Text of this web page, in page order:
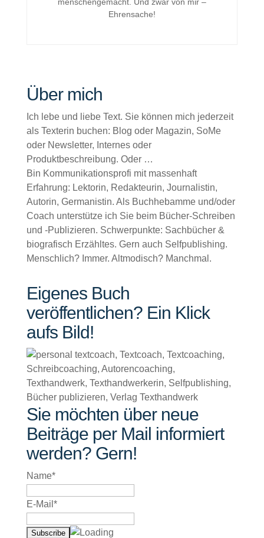
Ehrensache!
Über mich
Ich lebe und liebe Text. Sie können mich jederzeit
als Texterin buchen: Blog oder Magazin, SoMe
oder Newsletter, Internes oder
Produktbeschreibung. Oder …
Bin Kommunikationsprofi mit massenhaft
Erfahrung: Lektorin, Redakteurin, Journalistin,
Autorin, Germanistin. Als Buchhebamme und/oder
Coach unterstütze ich Sie beim Bücher-Schreiben
und -Publizieren. Schwerpunkte: Sachbücher &
biografisch Erzähltes. Gern auch Selfpublishing.
Menschlich? Immer. Altmodisch? Manchmal.
Eigenes Buch
veröffentlichen? Ein Klick
aufs Bild!
Sie möchten über neue
Beiträge per Mail informiert
werden? Gern!
Name*
E-Mail*